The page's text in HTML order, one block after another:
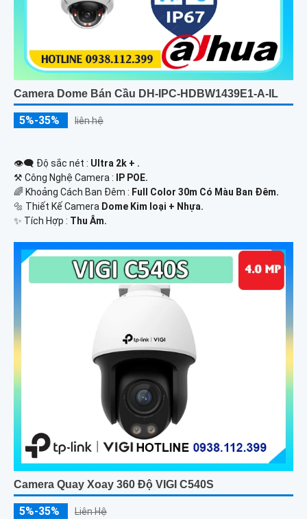
Camera Dome Bán Cầu DH-IPC-HDBW1439E1-A-IL
5%-35% liên hệ
👁️‍🗨 Độ sắc nét : Ultra 2k + .
⚒ Công Nghệ Camera :
IP POE.
🌈 Khoảng Cách Ban Đêm : Full Color 30m Có Màu Ban Ðêm.
🔩 Thiết Kế Camera Dome Kim loại + Nhựa.
️✨ Tích Hợp : Thu Âm.
Camera Quay Xoay 360 Độ VIGI C540S
5%-35% Liên Hệ